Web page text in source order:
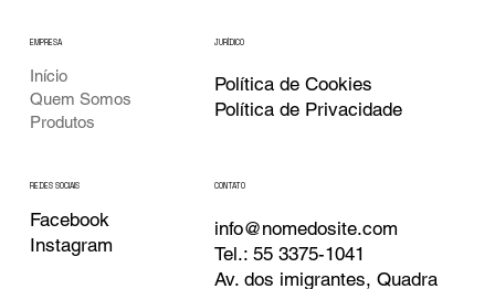
Início
Quem Somos
Produtos
EMPRESA JURÍDICO
Política de Privacidade
Política de Cookies
REDES SOCIAIS
Facebook
Instagram
CONTATO
info@nomedosite.com
Tel.: 55 3375-1041
Av. dos imigrantes, Quadra